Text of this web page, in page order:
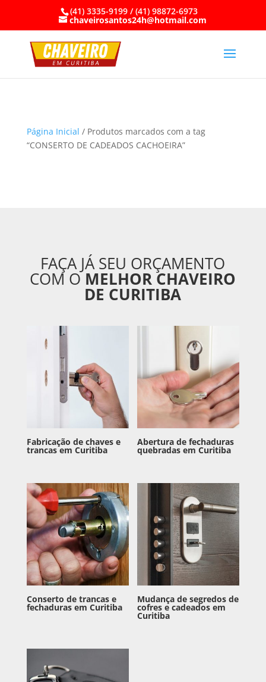
(41) 3335-9199 / (41) 98872-6973
chaveirosantos24h@hotmail.com
Página Inicial / Produtos marcados com a tag
“CONSERTO DE CADEADOS CACHOEIRA”
FAÇA JÁ SEU ORÇAMENTO
COM OMELHOR CHAVEIRO
DE CURITIBA
Fabricação de chaves e
trancas em Curitiba
Abertura de fechaduras
quebradas em Curitiba
Conserto de trancas e
fechaduras em Curitiba
Mudança de segredos de
cofres e cadeados em
Curitiba